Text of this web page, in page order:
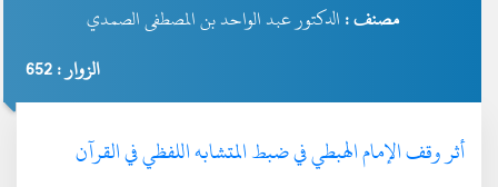
مصنف : الدكتور عبد الواحد بن المصطفى الصمدي
الزوار : 652
أثر وقف الإمام الهبطي في ضبط المتشابه اللفظي في القرآن